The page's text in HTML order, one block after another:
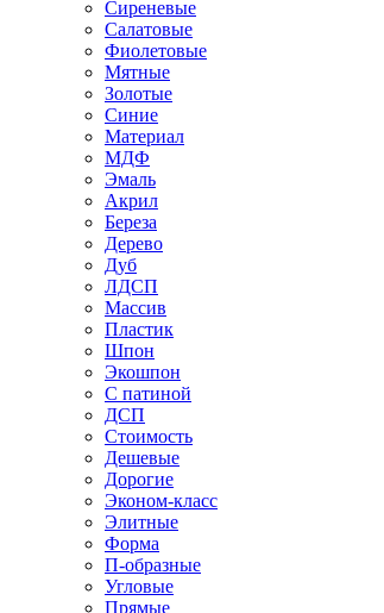
Сиреневые
Салатовые
Фиолетовые
Мятные
Золотые
Синие
Материал
МДФ
Эмаль
Акрил
Береза
Дерево
Дуб
ЛДСП
Массив
Пластик
Шпон
Экошпон
С патиной
ДСП
Стоимость
Дешевые
Дорогие
Эконом-класс
Элитные
Форма
П-образные
Угловые
Прямые